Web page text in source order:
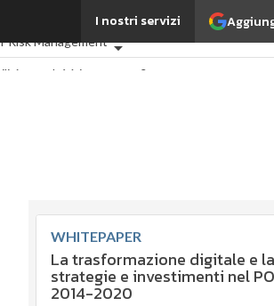
I nostri servizi
ESG: che cos'è?Agrifood
Risk Management
perché è importante?
Ultimi articoli
WHITEPAPER
La trasformazione digitale e
strategie e investimenti nel
2014-2020